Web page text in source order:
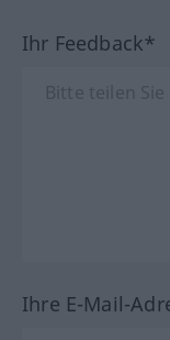
Ihr Feedback*
Ihre E-Mail-